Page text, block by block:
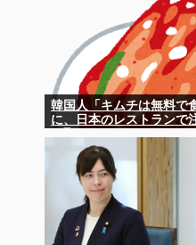
韓国人「キムチは無料で
に、日本のレストランで